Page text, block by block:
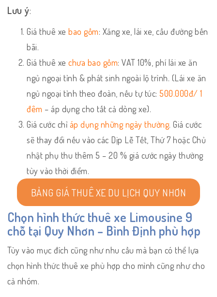
Lưu ý:
Giá thuê xe bao gồm: Xăng xe, lái xe, cầu đường bến
bãi.
Giá thuê xe chưa bao gồm: VAT 10%, phí lái xe ăn
ngủ ngoại tỉnh & phát sinh ngoài lộ trình. (Lái xe ăn
ngủ ngoại tỉnh theo đoàn, nếu tự túc: 500.000đ/ 1
đêm – áp dụng cho tất cả dòng xe).
Giá cước chỉ áp dụng những ngày thường. Giá cước
sẽ thay đổi nếu vào các Dịp Lễ Tết, Thứ 7 hoặc Chủ
nhật phụ thu thêm 5 – 20 % giá cước ngày thường
tùy vào thời điểm.
BẢNG GIÁ THUÊ XE DU LỊCH QUY NHƠN
Chọn hình thức thuê xe Limousine 9
chỗ tại Quy Nhơn – Bình Định phù hợp
Tùy vào mục đích cũng như nhu cầu mà bạn có thể lựa
chọn hình thức thuê xe phù hợp cho mình cũng như cho
cả nhóm.